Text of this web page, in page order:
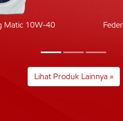
Matic 10W-40
Lihat Produk Lainnya »